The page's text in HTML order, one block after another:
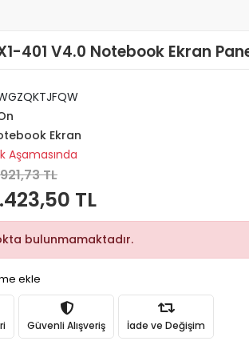
401 V4.0 Notebook Ekran
Ekran
Aşamasında
TL
TL
bulunmamaktadır.
ekle
Güvenli Alışveriş İade ve Değişim